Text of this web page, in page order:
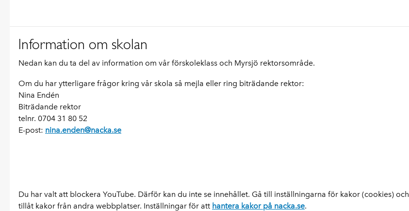
Information om skolan
Nedan kan du ta del av information om vår förskoleklass och Myrsjö rektorsområde.
Om du har ytterligare frågor kring vår skola så mejla eller ring biträdande rektor:
Nina Endén
Biträdande rektor
telnr. 0704 31 80 52
E-post: nina.enden@nacka.se
Du har valt att blockera YouTube. Därför kan du inte se innehållet. Gå till inställningarna för kakor (cookies) och
tillåt kakor från andra webbplatser. Inställningar för att hantera kakor på nacka.se.